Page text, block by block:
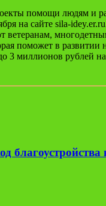
помощи людям и
на сайте sila-
поможет в
3 миллионов рублей